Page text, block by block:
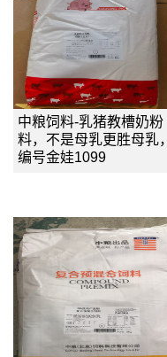
中粮饲料-乳猪教槽奶粉
料，不是母乳更胜母乳，
编号金娃1099